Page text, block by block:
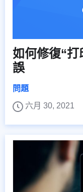
如何修復“
誤
問題
六月 30, 2021